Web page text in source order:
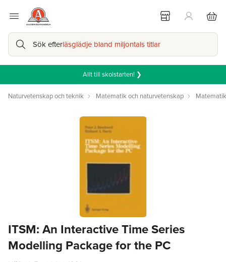
Sök efterläsglädje bland miljontals titlar
Allt till skolstarten! ❯
Naturvetenskap och teknik Matematik och naturvetenskap Matematik
ITSM: An Interactive Time Series
Modelling Package for the PC